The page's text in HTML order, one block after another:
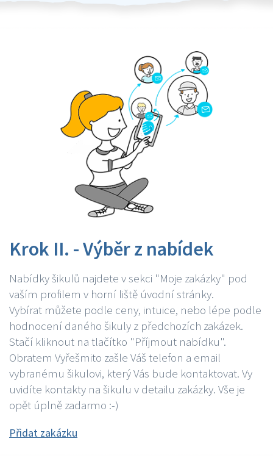
Krok II. - Výběr z nabídek
Nabídky šikulů najdete v sekci "Moje zakázky" pod
vaším profilem v horní liště úvodní stránky.
Vybírat můžete podle ceny, intuice, nebo lépe podle
hodnocení daného šikuly z předchozích zakázek.
Stačí kliknout na tlačítko "Příjmout nabídku".
Obratem Vyřešmito zašle Váš telefon a email
vybranému šikulovi, který Vás bude kontaktovat. Vy
uvidíte kontakty na šikulu v detailu zakázky. Vše je
opět úplně zadarmo :-)
Přidat zakázku